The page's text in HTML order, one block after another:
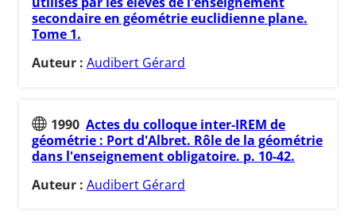
secondaire en géométrie euclidienne plane.
Tome 1.
Auteur : Audibert Gérard
1990 Actes du colloque inter-IREM de
géométrie : Port d'Albret. Rôle de la géométrie
dans l'enseignement obligatoire. p. 10-42.
Auteur : Audibert Gérard